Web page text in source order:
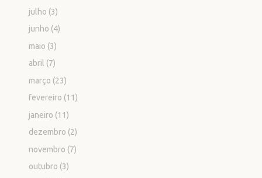
julho (3)
junho (4)
maio (3)
abril (7)
março (23)
fevereiro (11)
janeiro (11)
dezembro (2)
novembro (7)
outubro (3)